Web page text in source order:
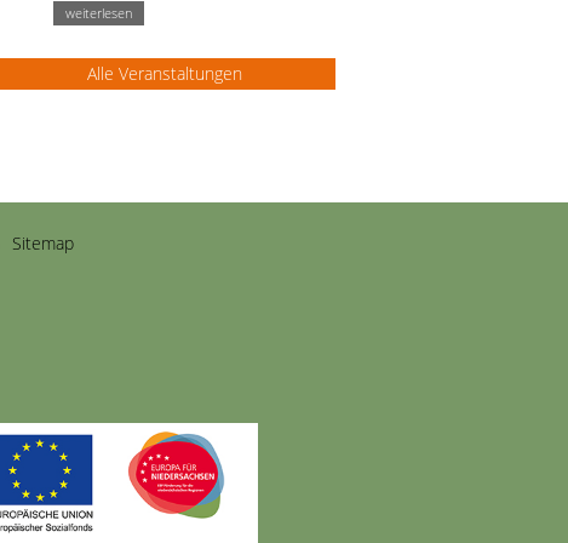
weiterlesen
Alle Veranstaltungen
Sitemap